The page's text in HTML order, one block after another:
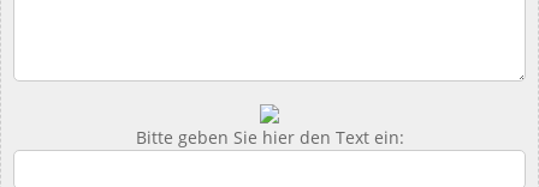
Bitte geben Sie hier den Text ein: